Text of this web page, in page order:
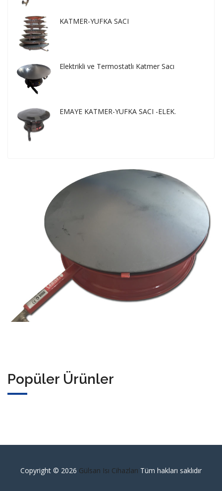
KATMER-YUFKA SACI
Elektrikli ve Termostatlı Katmer Sacı
EMAYE KATMER-YUFKA SACI -ELEK.
Popüler Ürünler
Copyright © 2026 Gülsan Isı Cihazları Tüm hakları saklıdır